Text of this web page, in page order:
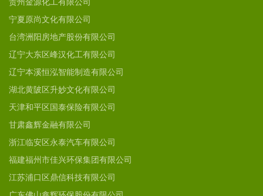
贵州金源化工有限公司
宁夏原尚文化有限公司
台湾洲阳房地产股份有限公司
辽宁大东区峰汉化工有限公司
辽宁本溪恒泓智能制造有限公司
湖北黄陂区升妙文化有限公司
天津和平区国泰保险有限公司
甘肃鑫辉金融有限公司
浙江临安区永泰汽车有限公司
福建福州市佳兴环保集团有限公司
江苏浦口区鼎信科技有限公司